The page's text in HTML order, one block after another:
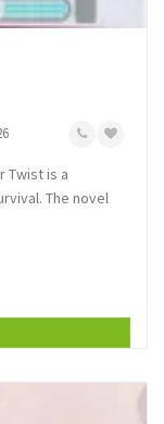
Twist is a
The novel